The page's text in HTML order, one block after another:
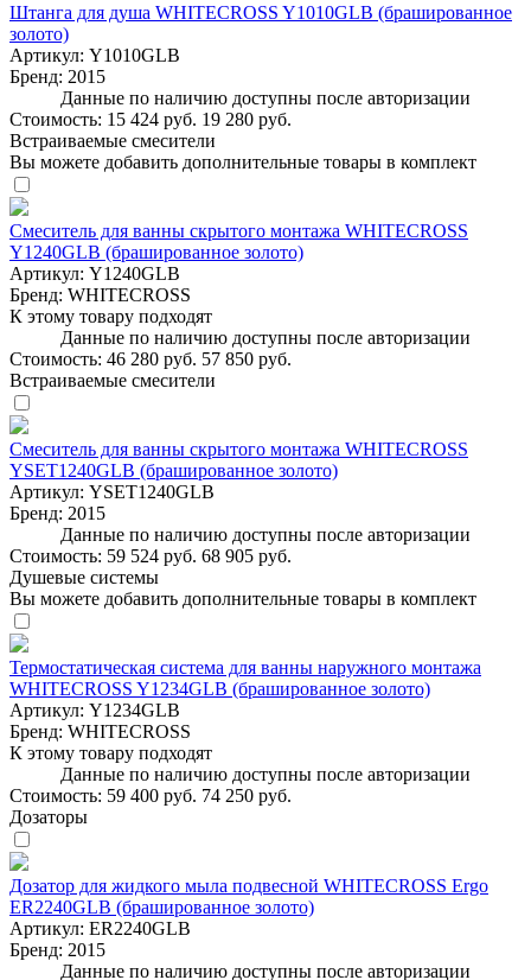
Штанга для душа WHITECROSS Y1010GLB (брашированное
золото)
Артикул: Y1010GLB
Бренд: 2015
Данные по наличию доступны после авторизации
Стоимость: 15 424 руб. 19 280 руб.
Встраиваемые смесители
Вы можете добавить дополнительные товары в комплект
Смеситель для ванны скрытого монтажа WHITECROSS
Y1240GLB (брашированное золото)
Артикул: Y1240GLB
Бренд: WHITECROSS
К этому товару подходят
Данные по наличию доступны после авторизации
Стоимость: 46 280 руб. 57 850 руб.
Встраиваемые смесители
Смеситель для ванны скрытого монтажа WHITECROSS
YSET1240GLB (брашированное золото)
Артикул: YSET1240GLB
Бренд: 2015
Данные по наличию доступны после авторизации
Стоимость: 59 524 руб. 68 905 руб.
Душевые системы
Вы можете добавить дополнительные товары в комплект
Термостатическая система для ванны наружного монтажа
WHITECROSS Y1234GLB (брашированное золото)
Артикул: Y1234GLB
Бренд: WHITECROSS
К этому товару подходят
Данные по наличию доступны после авторизации
Стоимость: 59 400 руб. 74 250 руб.
Дозаторы
Дозатор для жидкого мыла подвесной WHITECROSS Ergo
ER2240GLB (брашированное золото)
Артикул: ER2240GLB
Бренд: 2015
Данные по наличию доступны после авторизации